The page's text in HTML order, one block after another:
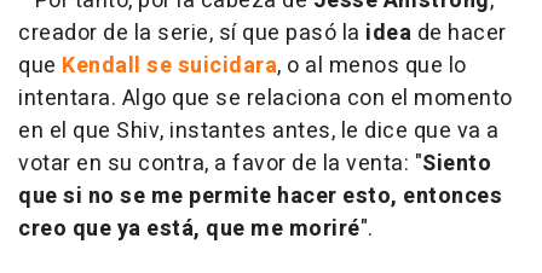
creador de la serie, sí que pasó la idea de hacer
que Kendall se suicidara, o al menos que lo
intentara. Algo que se relaciona con el momento
en el que Shiv, instantes antes, le dice que va a
votar en su contra, a favor de la venta: "Siento
que si no se me permite hacer esto, entonces
creo que ya está, que me moriré".